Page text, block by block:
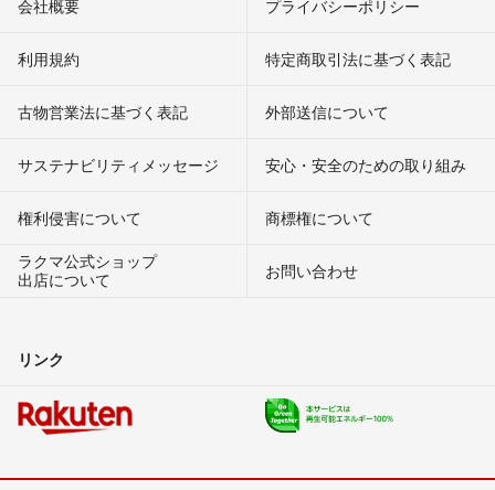
会社概要 プライバシーポリシー
利用規約 特定商取引法に基づく表記
古物営業法に基づく表記 外部送信について
サステナビリティメッセージ 安心・安全のための取り組み
権利侵害について
商標権について
ラクマ公式ショップ
出店について
お問い合わせ
リンク